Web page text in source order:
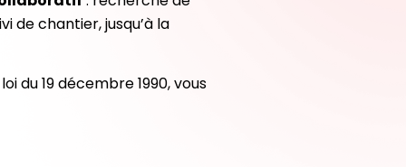
de chantier, jusqu’à la
du 19 décembre 1990, vous